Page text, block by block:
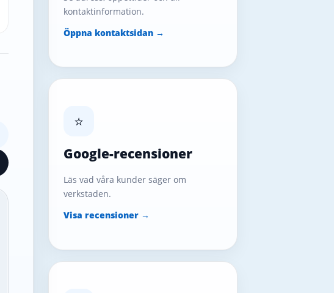
kontaktinformation.
Öppna kontaktsidan →
⭐
Google-recensioner
Läs vad våra kunder säger om
verkstaden.
Visa recensioner →